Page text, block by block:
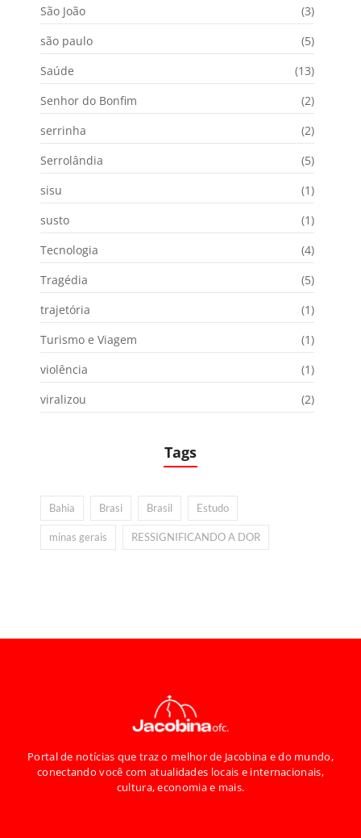
São João
(3)
são paulo
(5)
Saúde
(13)
Senhor do Bonfim
(2)
serrinha
(2)
Serrolândia
(5)
sisu
(1)
susto
(1)
Tecnologia
(4)
Tragédia
(5)
trajetória
(1)
Turismo e Viagem
(1)
violência
(1)
viralizou
(2)
Tags
Bahia Brasi Brasil Estudo
minas gerais RESSIGNIFICANDO A DOR
Portal de notícias que traz o melhor de Jacobina e do mundo,
conectando você com atualidades locais e internacionais,
cultura, economia e mais.